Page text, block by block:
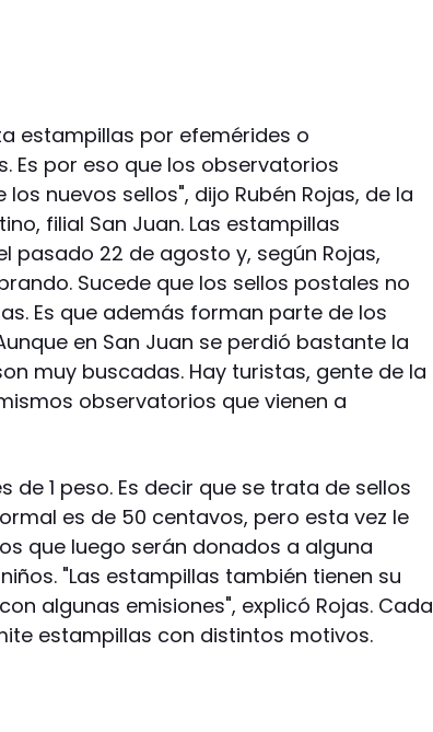
estampillas por efemérides o
Es por eso que los observatorios
nuevos sellos", dijo Rubén Rojas, de la
filial San Juan. Las estampillas
pasado 22 de agosto y, según Rojas,
Sucede que los sellos postales no
Es que además forman parte de los
en San Juan se perdió bastante la
muy buscadas. Hay turistas, gente de la
observatorios que vienen a
de 1 peso. Es decir que se trata de sellos
es de 50 centavos, pero esta vez le
que luego serán donados a alguna
"Las estampillas también tienen su
algunas emisiones", explicó Rojas. Cada
estampillas con distintos motivos.